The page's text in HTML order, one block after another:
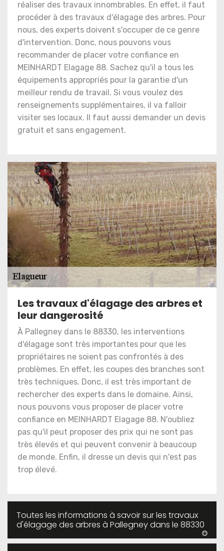
réaliser des travaux innombrables. En effet, il faut
procéder à des travaux d'élagage des arbres. Pour
nous, des experts doivent s'occuper de ce genre
d'intervention. Donc, nous pouvons vous
recommander de placer votre confiance en
MEINHARDT Elagage 88. Sachez qu'il a tous les
équipements appropriés pour la garantie d'un
meilleur rendu de travail. Si vous voulez des
renseignements supplémentaires, il va falloir
visiter ses locaux. Il faut aussi demander un devis
gratuit et sans engagement.
Les travaux d'élagage des arbres et
leur dangerosité
À Pallegney dans le 88330, les interventions
d'élagage sont très importantes pour que les
propriétaires ne soient pas confrontés à des
problèmes. En effet, les coupes des branches sont
très techniques. Donc, il est très important de
rechercher des experts dans le domaine. Ainsi,
nous pouvons vous proposer de placer votre
confiance en MEINHARDT Elagage 88. N'oubliez
pas qu'il peut proposer des prix qui ne sont pas
très élevés et qui peuvent convenir à beaucoup
de monde. Enfin, il dresse un devis qui n'est pas
trop élevé.
Toutes les informations à savoir sur les travaux
d'élagage des arbres à Pallegney dans le 88330